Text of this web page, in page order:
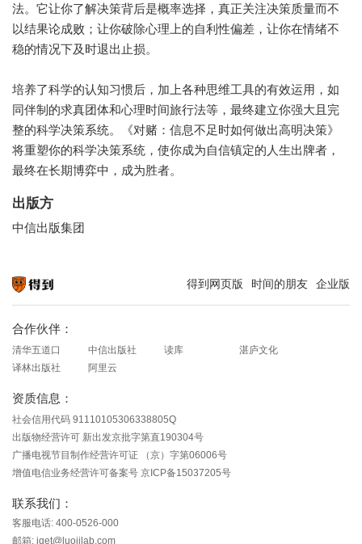
法。它让你了解决策背后是概率选择，真正关注决策质量而不
以结果论成败；让你破除心理上的自利性偏差，让你在情绪不
稳的情况下及时退出止损。
培养了科学的认知习惯后，加上各种思维工具的有效运用，如
同伴制的求真团体和心理时间旅行法等，最终建立你强大且完
整的科学决策系统。《对赌：信息不足时如何做出高明决策》
将重塑你的科学决策系统，使你成为自信镇定的人生出牌者，
出版方
中信出版集团
得到网页版 时间的朋友 企业版
合作伙伴：
清华五道口 中信出版社 读库
湛庐文化
译林出版社
阿里云
资质信息：
社会信用代码 91110105306338805Q
出版物经营许可 新出发京批字第直190304号
广播电视节目制作经营许可证 （京）字第06006号
增值电信业务经营许可备案号 京ICP备15037205号
联系我们：
客服电话: 400-0526-000
邮箱: iget@luojilab.com